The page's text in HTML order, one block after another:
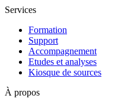
Services
Formation
Support
Accompagnement
Etudes et analyses
Kiosque de sources
À propos